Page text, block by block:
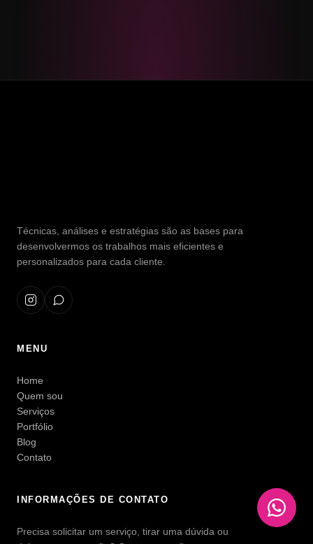
Técnicas, análises e estratégias são as bases para
desenvolvermos os trabalhos mais eficientes e
personalizados para cada cliente.
MENU
Home
Quem sou
Serviços
Portfólio
Blog
Contato
INFORMAÇÕES DE CONTATO
Precisa solicitar um serviço, tirar uma dúvida ou